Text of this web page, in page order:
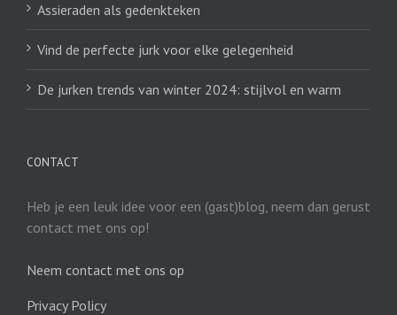
Assieraden als gedenkteken
Vind de perfecte jurk voor elke gelegenheid
De jurken trends van winter 2024: stijlvol en warm
CONTACT
Heb je een leuk idee voor een (gast)blog, neem dan gerust
contact met ons op!
Neem contact met ons op
Privacy Policy